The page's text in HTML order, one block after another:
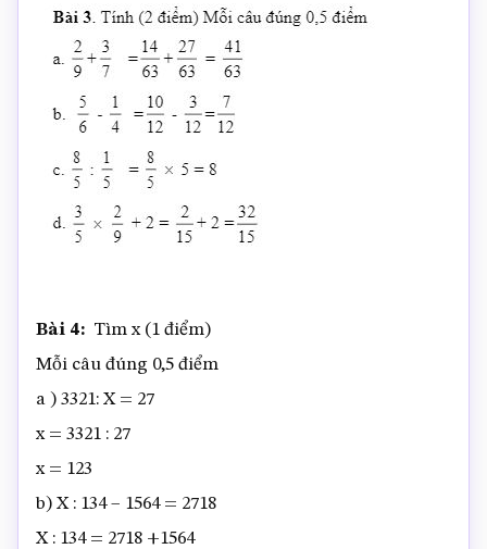
Bài 4: Tìm x (1 điểm)
Mỗi câu đúng 0,5 điểm
a ) 3321: X = 27
x = 3321 : 27
x = 123
b) X : 134 – 1564 = 2718
X : 134 = 2718 +1564